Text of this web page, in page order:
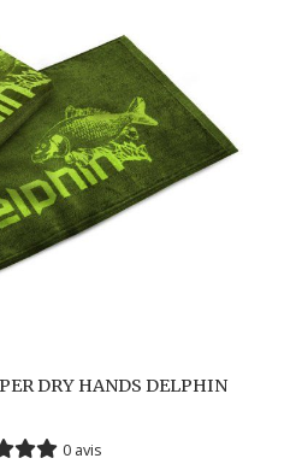
DRY HANDS DELPHIN
0 avis